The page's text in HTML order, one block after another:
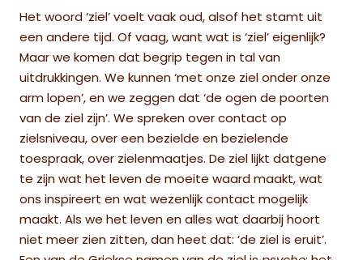
Het woord ‘ziel’ voelt vaak oud, alsof het stamt uit
een andere tijd. Of vaag, want wat is ‘ziel’ eigenlijk?
Maar we komen dat begrip tegen in tal van
uitdrukkingen. We kunnen ‘met onze ziel onder onze
arm lopen’, en we zeggen dat ‘de ogen de poorten
van de ziel zijn’. We spreken over contact op
zielsniveau, over een bezielde en bezielende
toespraak, over zielenmaatjes. De ziel lijkt datgene
te zijn wat het leven de moeite waard maakt, wat
ons inspireert en wat wezenlijk contact mogelijk
maakt. Als we het leven en alles wat daarbij hoort
niet meer zien zitten, dan heet dat: ‘de ziel is eruit’.